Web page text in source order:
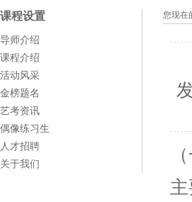
课程设置
导师介绍
课程介绍
活动风采
金榜题名
艺考资讯
偶像练习生
人才招聘
关于我们
您现在